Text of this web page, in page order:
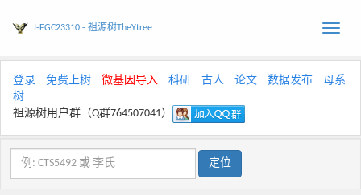
Toggle
J-FGC23310 - 祖源树TheYtree
登录 免费上树 微基因导入 科研 古人 论文 数据发布
母系
树
祖源树用户群（Q群764507041）